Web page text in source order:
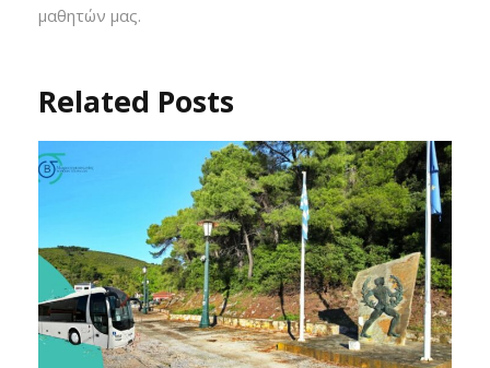
μαθητών μας.
Related Posts